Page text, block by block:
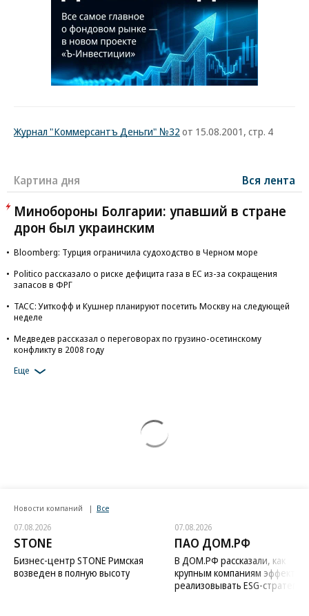
Журнал "Коммерсантъ Деньги" №32 от 15.08.2001, стр. 4
Картина дня Вся лента
Минобороны Болгарии: упавший в стране
дрон был украинским
Bloomberg: Турция ограничила судоходство в Черном море
Politico рассказало о риске дефицита газа в ЕС из-за сокращения
запасов в ФРГ
ТАСС: Уиткофф и Кушнер планируют посетить Москву на следующей
неделе
Медведев рассказал о переговорах по грузино-осетинскому
конфликту в 2008 году
Еще
Новости компаний Все
07.08.2026
STONE
Бизнес-центр STONE Римская
возведен в полную высоту
07.08.2026
ПАО ДОМ.РФ
В ДОМ.РФ рассказали, как
крупным компаниям
реализовывать ESG-стратегию